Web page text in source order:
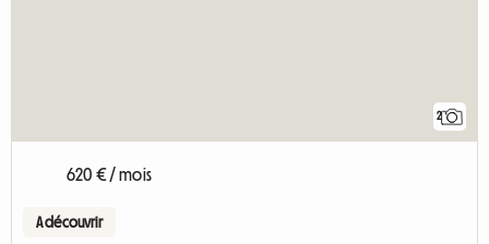
2
620 € / mois
A découvrir